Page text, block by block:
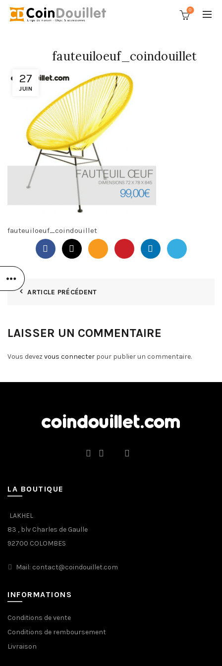
0
27
JUIN
fauteuiloeuf_coindouillet
fauteuiloeuf_coindouillet
ARTICLE PRÉCÉDENT
LAISSER UN COMMENTAIRE
Vous devez vous connecter pour publier un commentaire.
LA BOUTIQUE
LAKHEL
83 , blv Charles de Gaulle
92700 COLOMBES
Mail: contact@coindouillet.com
INFORMATIONS
Conditions de vente
Conditions de remboursement
Livraison